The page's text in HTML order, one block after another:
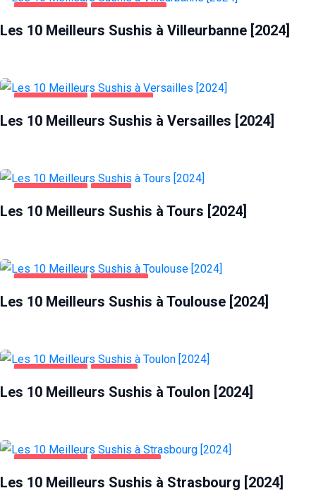
Les 10 Meilleurs Sushis à Villeurbanne [2024]
Les 10 Meilleurs Sushis à Versailles [2024]
Les 10 Meilleurs Sushis à Tours [2024]
Les 10 Meilleurs Sushis à Toulouse [2024]
Les 10 Meilleurs Sushis à Toulon [2024]
Les 10 Meilleurs Sushis à Strasbourg [2024]